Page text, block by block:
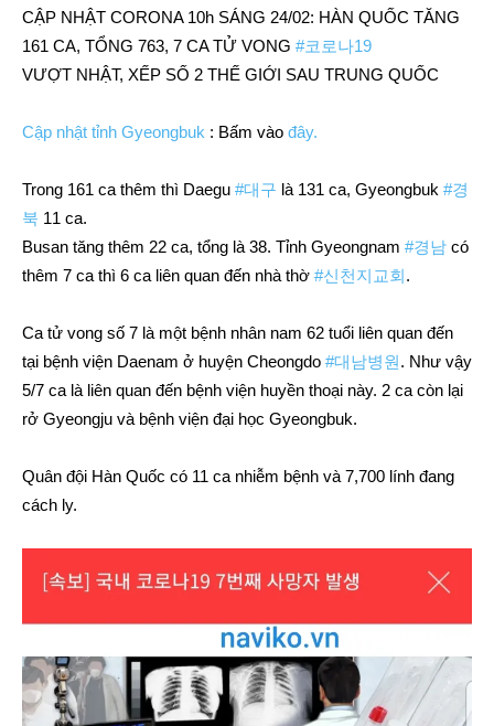
CẬP NHẬT CORONA 10h SÁNG 24/02: HÀN QUỐC TĂNG
161 CA, TỔNG 763, 7 CA TỬ VONG #코로나19
VƯỢT NHẬT, XẾP SỐ 2 THẾ GIỚI SAU TRUNG QUỐC
Cập nhật tỉnh Gyeongbuk : Bấm vào đây.
Trong 161 ca thêm thì Daegu #대구 là 131 ca, Gyeongbuk #경
북 11 ca.
Busan tăng thêm 22 ca, tổng là 38. Tỉnh Gyeongnam #경남 có
thêm 7 ca thì 6 ca liên quan đến nhà thờ #신천지교회.
Ca tử vong số 7 là một bệnh nhân nam 62 tuổi liên quan đến
tại bệnh viện Daenam ở huyện Cheongdo #대남병원. Như vậy
5/7 ca là liên quan đến bệnh viện huyền thoại này. 2 ca còn lại
rở Gyeongju và bệnh viện đại học Gyeongbuk.
Quân đội Hàn Quốc có 11 ca nhiễm bệnh và 7,700 lính đang
cách ly.